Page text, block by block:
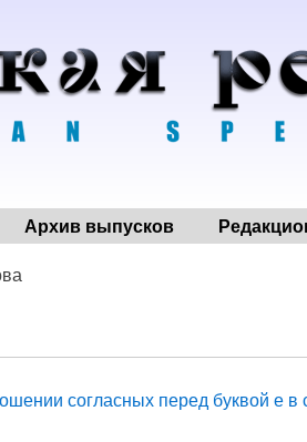
Архив выпусков
согласных перед буквой е